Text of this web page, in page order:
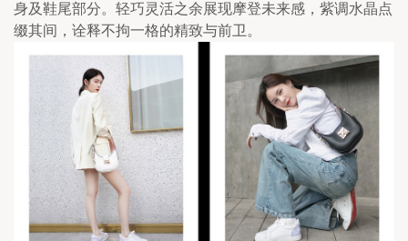
身及鞋尾部分。轻巧灵活之余展现摩登未来感，紫调水晶点
缀其间，诠释不拘一格的精致与前卫。